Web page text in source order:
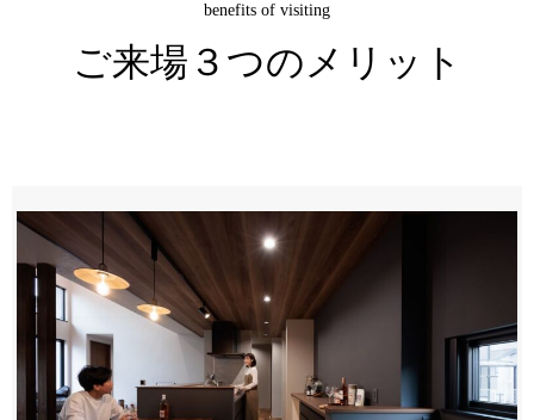
benefits of visiting
ご来場３つのメリット